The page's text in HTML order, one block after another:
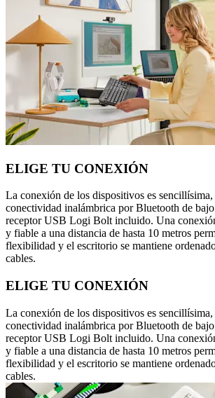
ELIGE TU CONEXIÓN
La conexión de los dispositivos es sencillísima,
conectividad inalámbrica por Bluetooth de
receptor USB Logi Bolt incluido. Una
y fiable a una distancia de hasta 10 metros
flexibilidad y el escritorio se mantiene
cables.
ELIGE TU CONEXIÓN
La conexión de los dispositivos es sencillísima,
conectividad inalámbrica por Bluetooth de
receptor USB Logi Bolt incluido. Una
y fiable a una distancia de hasta 10 metros
flexibilidad y el escritorio se mantiene
cables.